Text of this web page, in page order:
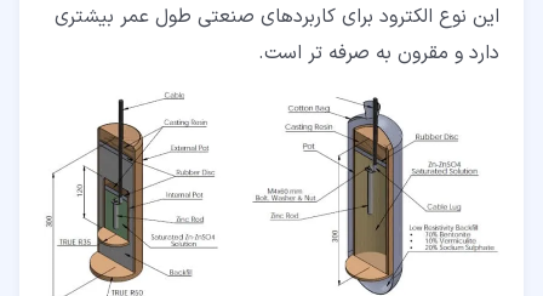
این نوع الکترود برای کاربردهای صنعتی طول عمر بیشتری
دارد و مقرون به صرفه تر است.